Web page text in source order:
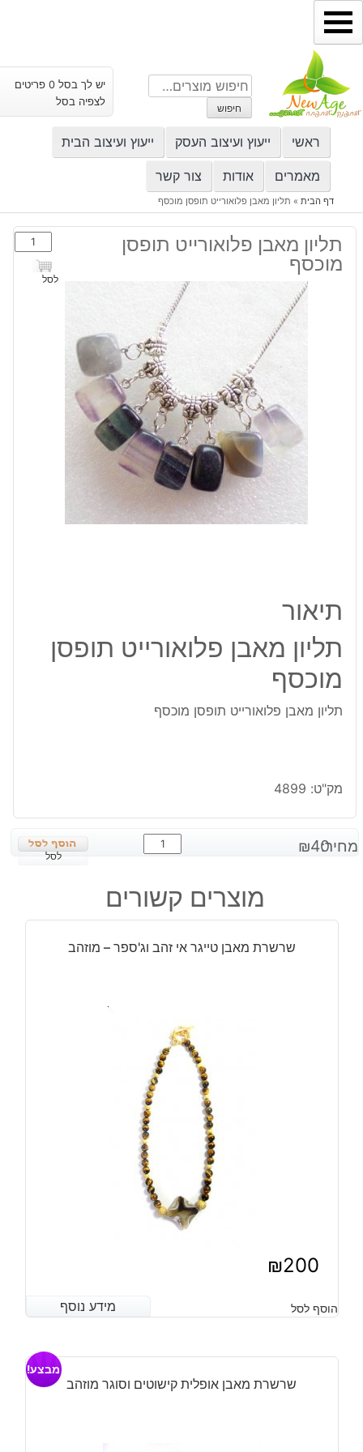
דילוג
לתוכן
חיפוש
עבור:
חיפוש
יש לך בסל 0 פריטים
לצפיה בסל
ראשי ייעוץ ועיצוב העסק ייעוץ ועיצוב הבית
מאמרים אודות צור קשר
דף הבית» תליון מאבן פלואורייט תופסן מוכסף
תליון מאבן פלואורייט תופסן
מוכסף
כמות
של
תליון
לסל
תיאור
תליון מאבן פלואורייט תופסן
מוכסף
תליון מאבן פלואורייט תופסן מוכסף
מק"ט: 4899
מחיר: ₪40
כמות
של
מאבן
פלואורייט
מוכסף
לסל
מוצרים קשורים
שרשרת מאבן טייגר אי זהב וג'ספר – מוזהב
₪200
מידע נוסף הוסף לסל מידע נוסף
שרשרת מאבן אופלית קישוטים וסוגר מוזהב
מבצע!